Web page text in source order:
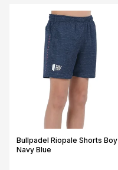
Bullpadel Riopale Shorts Boy
Navy Blue